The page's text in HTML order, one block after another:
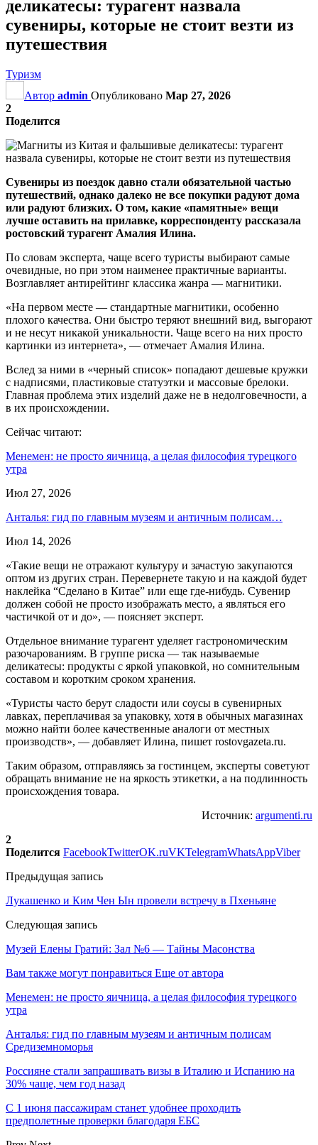
деликатесы: турагент назвала
сувениры, которые не стоит везти из
путешествия
Туризм
Автор admin Опубликовано Мар 27, 2026
2
Поделится
Сувениры из поездок давно стали обязательной частью
путешествий, однако далеко не все покупки радуют дома
или радуют близких. О том, какие «памятные» вещи
лучше оставить на прилавке, корреспонденту рассказала
ростовский турагент Амалия Илина.
По словам эксперта, чаще всего туристы выбирают самые
очевидные, но при этом наименее практичные варианты.
Возглавляет антирейтинг классика жанра — магнитики.
«На первом месте — стандартные магнитики, особенно
плохого качества. Они быстро теряют внешний вид, выгорают
и не несут никакой уникальности. Чаще всего на них просто
картинки из интернета», — отмечает Амалия Илина.
Вслед за ними в «черный список» попадают дешевые кружки
с надписями, пластиковые статуэтки и массовые брелоки.
Главная проблема этих изделий даже не в недолговечности, а
в их происхождении.
Сейчас читают:
Менемен: не просто яичница, а целая философия турецкого
утра
Июл 27, 2026
Анталья: гид по главным музеям и античным полисам…
Июл 14, 2026
«Такие вещи не отражают культуру и зачастую закупаются
оптом из других стран. Перевернете такую и на каждой будет
наклейка “Сделано в Китае” или еще где-нибудь. Сувенир
должен собой не просто изображать место, а являться его
частичкой от и до», — поясняет эксперт.
Отдельное внимание турагент уделяет гастрономическим
разочарованиям. В группе риска — так называемые
деликатесы: продукты с яркой упаковкой, но сомнительным
составом и коротким сроком хранения.
«Туристы часто берут сладости или соусы в сувенирных
лавках, переплачивая за упаковку, хотя в обычных магазинах
можно найти более качественные аналоги от местных
производств», — добавляет Илина, пишет rostovgazeta.ru.
Таким образом, отправляясь за гостинцем, эксперты советуют
обращать внимание не на яркость этикетки, а на подлинность
происхождения товара.
Источник: argumenti.ru
2
Поделится FacebookTwitterOK.ruVKTelegramWhatsAppViber
Предыдущая запись
Лукашенко и Ким Чен Ын провели встречу в Пхеньяне
Следующая запись
Музей Елены Гратий: Зал №6 — Тайны Масонства
Вам также могут понравиться Еще от автора
Менемен: не просто яичница, а целая философия турецкого
утра
Анталья: гид по главным музеям и античным полисам
Средиземноморья
Россияне стали запрашивать визы в Италию и Испанию на
30% чаще, чем год назад
С 1 июня пассажирам станет удобнее проходить
предполетные проверки благодаря ЕБС